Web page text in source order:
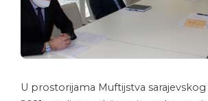
U prostorijama Muftijstva sarajevskog